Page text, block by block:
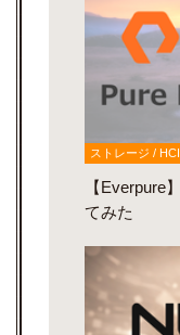
ストレージ / HCI
【Everpure
てみた